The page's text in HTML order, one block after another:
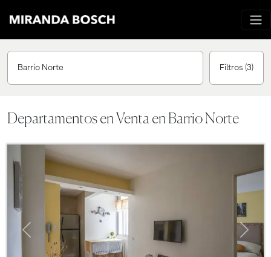
Barrio Norte Filtros (3)
Departamentos en Venta en Barrio Norte
Previous Next